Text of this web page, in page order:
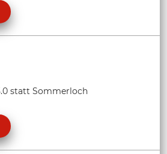
statt Sommerloch